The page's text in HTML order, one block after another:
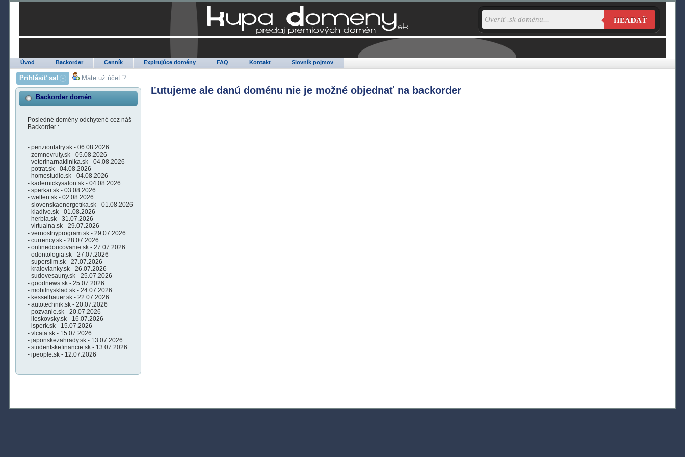
Úvod Backorder Cenník Expirujúce domény FAQ Kontakt Slovník pojmov
HĽADAŤ
Prihlásiť sa! Máte už účet ?
Backorder domén
Posledné domény odchytené cez náš
Backorder :
- penziontatry.sk - 06.08.2026
- zemnevruty.sk - 05.08.2026
- veterinarnaklinika.sk - 04.08.2026
- potrat.sk - 04.08.2026
- homestudio.sk - 04.08.2026
- kadernickysalon.sk - 04.08.2026
- sperkar.sk - 03.08.2026
- welten.sk - 02.08.2026
- slovenskaenergetika.sk - 01.08.2026
- kladivo.sk - 01.08.2026
- herbia.sk - 31.07.2026
- virtualna.sk - 29.07.2026
- vernostnyprogram.sk - 29.07.2026
- currency.sk - 28.07.2026
- onlinedoucovanie.sk - 27.07.2026
- odontologia.sk - 27.07.2026
- superslim.sk - 27.07.2026
- kralovianky.sk - 26.07.2026
- sudovesauny.sk - 25.07.2026
- goodnews.sk - 25.07.2026
- mobilnysklad.sk - 24.07.2026
- kesselbauer.sk - 22.07.2026
- autotechnik.sk - 20.07.2026
- pozvanie.sk - 20.07.2026
- lieskovsky.sk - 16.07.2026
- isperk.sk - 15.07.2026
- vlcata.sk - 15.07.2026
- japonskezahrady.sk - 13.07.2026
- studentskefinancie.sk - 13.07.2026
- ipeople.sk - 12.07.2026
Ľutujeme ale danú doménu nie je možné objednať na backorder